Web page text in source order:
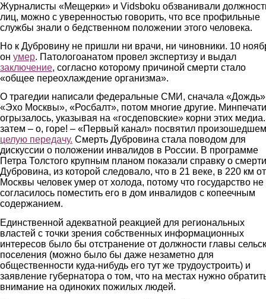
Журналисты «Мещерки» и Vidsboku обзванивали
лиц, можно с уверенностью говорить, что все профильные
службы знали о бедственном положении этого человека.
Но к Дубровину не пришли ни врачи, ни чиновники. 10
он умер. Патологоанатом провел экспертизу и выдал
заключение, согласно которому причиной смерти стало
«общее переохлаждение организма».
О трагедии написали федеральные СМИ, сначала
«Эхо Москвы», «Росбалт», потом многие другие. Минпечати
огрызалось, указывая на «госдеповские» корни этих
затем – о, горе! – «Первый канал» посвятил
целую передачу. Смерть Дубровина стала поводом для
дискуссии о положении инвалидов в России. В программе
Петра Толстого крупным планом показали справку о смерти
Дубровина, из которой следовало, что в 21 веке, в 220 км от
Москвы человек умер от холода, потому что государство не
согласилось поместить его в дом инвалидов с копеечным
содержанием.
Единственной адекватной реакцией для региональных
властей с точки зрения собственных информационных
интересов было бы отстранение от должности главы
поселения (можно было бы даже незаметно для
общественности куда-нибудь его тут же трудоустроить) и
заявление губернатора о том, что на местах нужно
внимание на одиноких пожилых людей.